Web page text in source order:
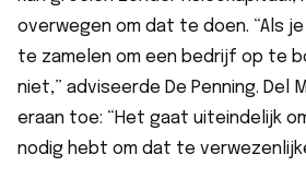
overwegen om dat te doen. “Als
te zamelen om een bedrijf op te
niet,” adviseerde De Penning. Del
eraan toe: “Het gaat uiteindelijk
nodig hebt om dat te